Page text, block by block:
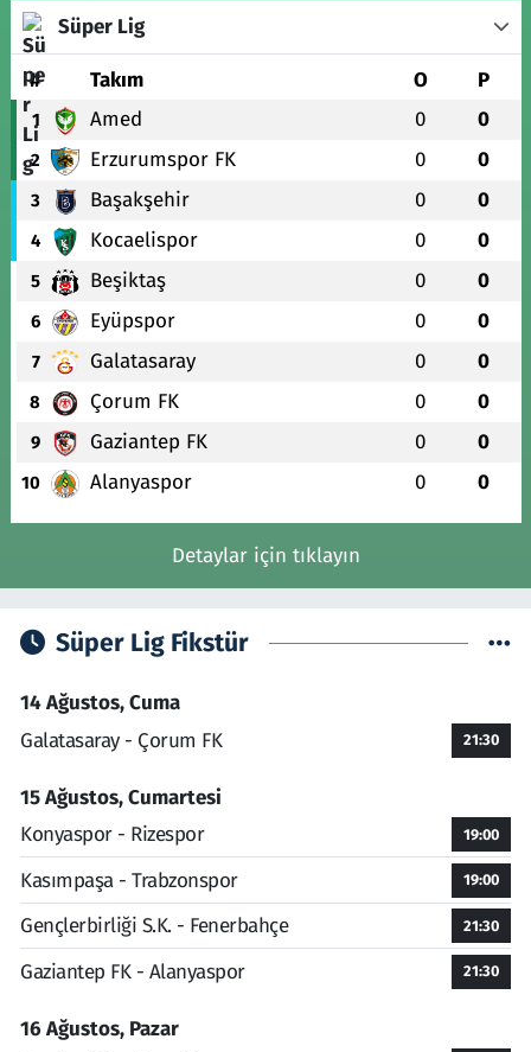
Süper Lig
# Takım O P
1 Amed 0 0
2 Erzurumspor FK 0 0
3 Başakşehir 0 0
4 Kocaelispor 0 0
5 Beşiktaş 0 0
6 Eyüpspor 0 0
7 Galatasaray 0 0
8 Çorum FK 0 0
9 Gaziantep FK 0 0
10 Alanyaspor 0 0
Detaylar için tıklayın
Süper Lig Fikstür
14 Ağustos, Cuma
Galatasaray - Çorum FK
21:30
15 Ağustos, Cumartesi
Konyaspor - Rizespor
19:00
Kasımpaşa - Trabzonspor 19:00
Gençlerbirliği S.K. - Fenerbahçe 21:30
Gaziantep FK - Alanyaspor 21:30
16 Ağustos, Pazar